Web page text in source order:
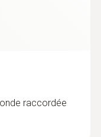
raccordée